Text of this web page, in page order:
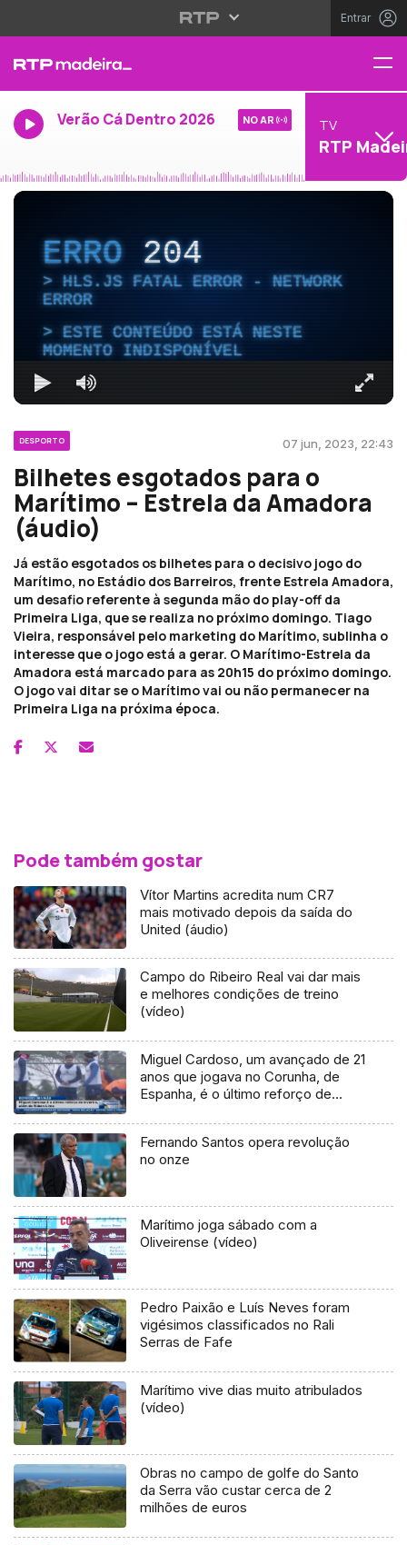
Entrar
Verão Cá Dentro 2026 NO AR TV
RTP
ERRO204
HLS.JS FATAL ERROR - NETWORK
ERROR
ESTE CONTEÚDO ESTÁ NESTE
MOMENTO INDISPONÍVEL
DESPORTO 07 jun, 2023, 22:43
Bilhetes esgotados para o
Marítimo – Estrela da Amadora
(áudio)
Já estão esgotados os bilhetes para o decisivo jogo do
Marítimo, no Estádio dos Barreiros, frente Estrela Amadora,
um desafio referente à segunda mão do play-off da
Primeira Liga, que se realiza no próximo domingo. Tiago
Vieira, responsável pelo marketing do Marítimo, sublinha o
interesse que o jogo está a gerar. O Marítimo-Estrela da
Amadora está marcado para as 20h15 do próximo domingo.
O jogo vai ditar se o Marítimo vai ou não permanecer na
Primeira Liga na próxima época.
Pode também gostar
Vítor Martins acredita num CR7
mais motivado depois da saída do
United (áudio)
Campo do Ribeiro Real vai dar mais
e melhores condições de treino
(vídeo)
Miguel Cardoso, um avançado de 21
anos que jogava no Corunha, de
Espanha, é o último reforço de
Fernando Santos opera revolução
no onze
Marítimo joga sábado com a
Oliveirense (vídeo)
Pedro Paixão e Luís Neves foram
vigésimos classificados no Rali
Serras de Fafe
Marítimo vive dias muito atribulados
(vídeo)
Obras no campo de golfe do Santo
da Serra vão custar cerca de 2
milhões de euros